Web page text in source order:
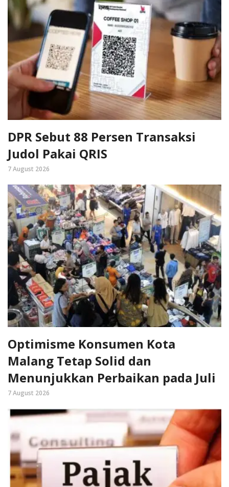
DPR Sebut 88 Persen Transaksi
Judol Pakai QRIS
7 August 2026
Optimisme Konsumen Kota
Malang Tetap Solid dan
Menunjukkan Perbaikan pada Juli
7 August 2026